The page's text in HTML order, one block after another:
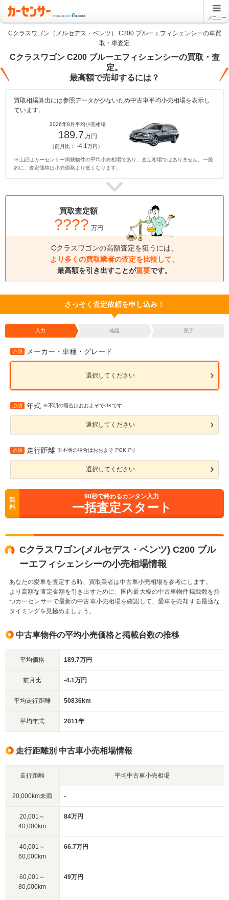
メニュー
Cクラスワゴン（メルセデス・ベンツ） C200 ブルーエフィシェンシーの車買
取・車査定
Cクラスワゴン C200 ブルーエフィシェンシーの買取・査
定。
最高額で売却するには？
買取相場算出には参照データが少ないため中古車平均小売相場を表示し
ています。
2026年8月平均小売相場
189.7万円
（前月比： -4.1万円）
※上記はカーセンサー掲載物件の平均小売相場であり、査定相場ではありません。一般
的に、査定価格は小売価格より低くなります。
買取査定額
???? 万円
Cクラスワゴンの高額査定を狙うには、
より多くの買取業者の査定を比較して、
最高額を引き出すことが重要です。
さっそく査定依頼を申し込み！
入力 確認 完了
必須 メーカー・車種・グレード
選択してください
必須 年式 ※不明の場合はおおよそでOKです
選択してください
必須 走行距離 ※不明の場合はおおよそでOKです
選択してください
無
料
90秒で終わるカンタン入力
一括査定スタート
Cクラスワゴン(メルセデス・ベンツ) C200 ブル
ーエフィシェンシーの小売相場情報
あなたの愛車を査定する時、買取業者は中古車小売相場を参考にします。
より高額な査定金額を引き出すために、国内最大級の中古車物件掲載数を持
つカーセンサーで最新の中古車小売相場を確認して、愛車を売却する最適な
タイミングを見極めましょう。
中古車物件の平均小売価格と掲載台数の推移
平均価格 189.7万円
前月比 -4.1万円
平均走行距離 50836km
平均年式 2011年
走行距離別 中古車小売相場情報
走行距離 平均中古車小売相場
20,000km未満 -
20,001～
40,000km
84万円
40,001～
60,000km
66.7万円
60,001～
80,000km
49万円